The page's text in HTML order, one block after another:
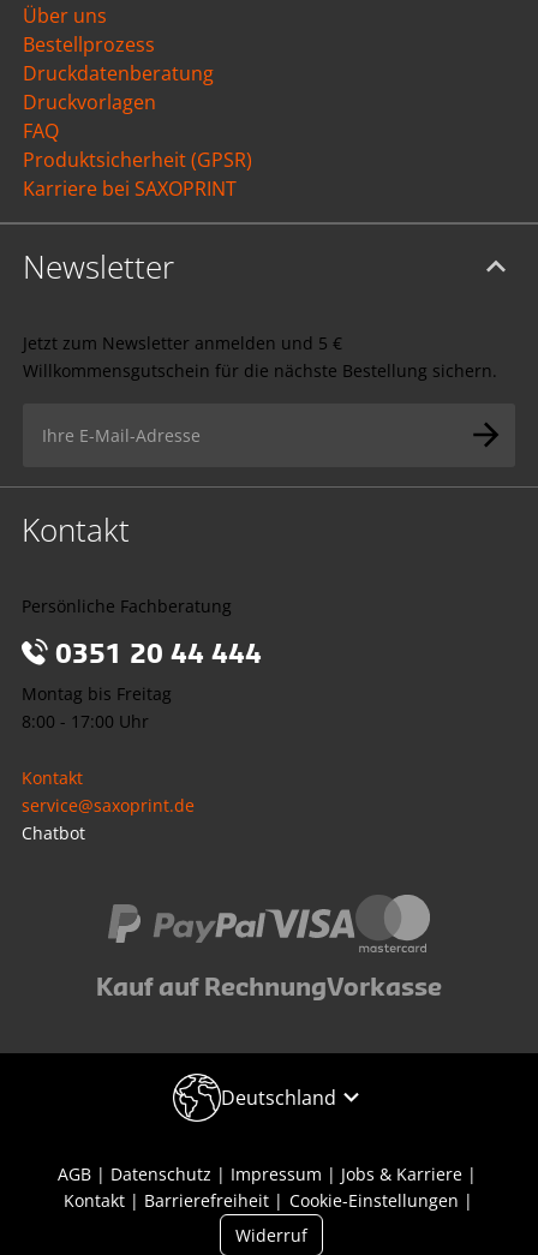
Über uns
Bestellprozess
Druckdatenberatung
Druckvorlagen
FAQ
Produktsicherheit (GPSR)
Karriere bei SAXOPRINT
Newsletter
Jetzt zum Newsletter anmelden und 5 €
Willkommensgutschein für die nächste Bestellung sichern.
Kontakt
Persönliche Fachberatung
0351 20 44 444
Montag bis Freitag
8:00 - 17:00 Uhr
Kontakt
service@saxoprint.de
Chatbot
Kauf auf RechnungVorkasse
Deutschland
AGB Datenschutz Impressum
Jobs & Karriere
Kontakt
Barrierefreiheit
Cookie-Einstellungen
Widerruf